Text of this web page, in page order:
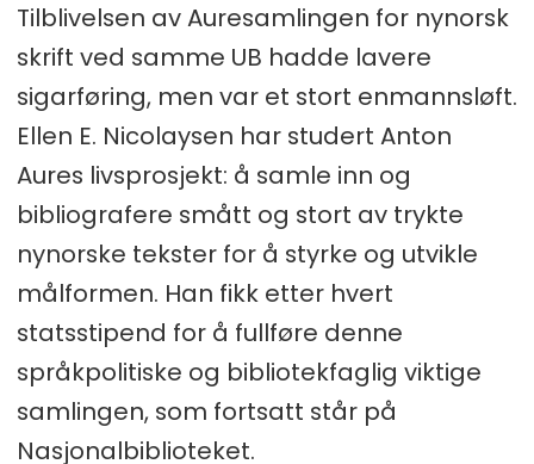
Tilblivelsen av Auresamlingen for nynorsk
skrift ved samme UB hadde lavere
sigarføring, men var et stort enmannsløft.
Ellen E. Nicolaysen har studert Anton
Aures livsprosjekt: å samle inn og
bibliografere smått og stort av trykte
nynorske tekster for å styrke og utvikle
målformen. Han fikk etter hvert
statsstipend for å fullføre denne
språkpolitiske og bibliotekfaglig viktige
samlingen, som fortsatt står på
Nasjonalbiblioteket.